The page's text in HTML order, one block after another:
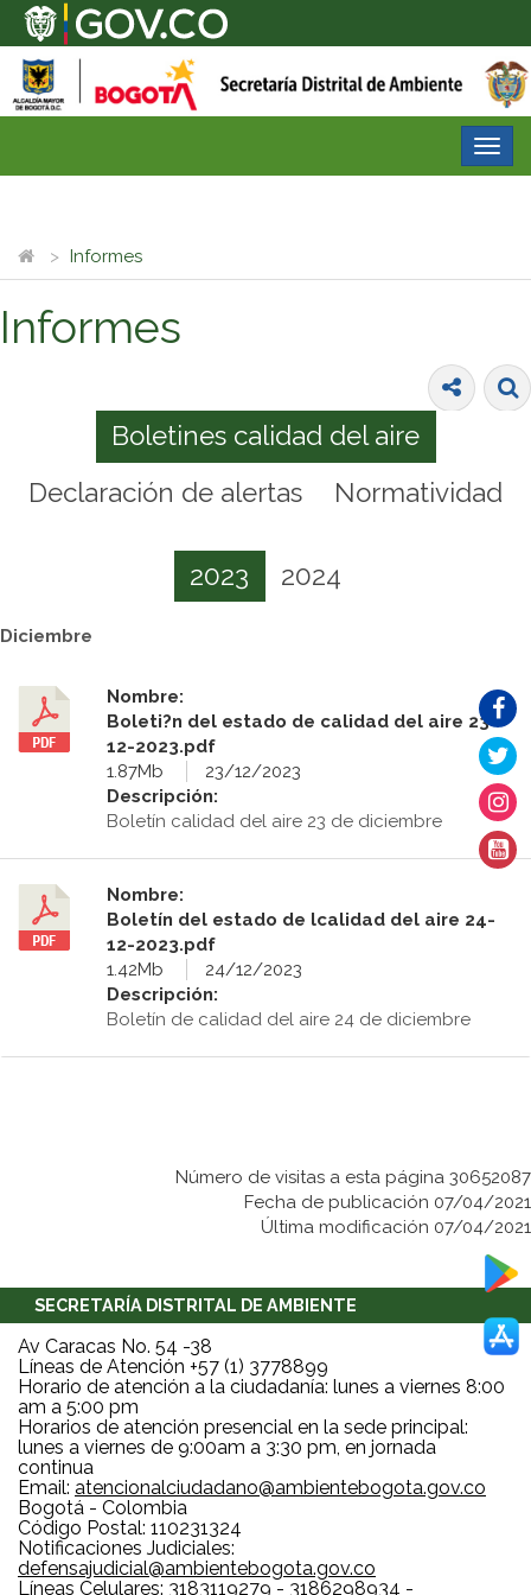
Informes
Informes
Boletines calidad del aire
Declaración de alertas
Normatividad
2023 2024
Diciembre
Nombre:
Boleti?n del estado de calidad del aire 23-
12-2023.pdf
1.87Mb
23/12/2023
Descripción:
Boletín calidad del aire 23 de diciembre
Nombre:
Boletín del estado de lcalidad del aire 24-
12-2023.pdf
1.42Mb
24/12/2023
Descripción:
Boletín de calidad del aire 24 de diciembre
Número de visitas a esta página 30652087
Fecha de publicación 07/04/2021
Última modificación 07/04/2021
SECRETARÍA DISTRITAL DE AMBIENTE
Av Caracas No. 54 -38
Líneas de Atención +57 (1) 3778899
Horario de atención a la ciudadanía: lunes a viernes 8:00
am a 5:00 pm
Horarios de atención presencial en la sede principal:
lunes a viernes de 9:00am a 3:30 pm, en jornada
continua
Email: atencionalciudadano@ambientebogota.gov.co
Bogotá - Colombia
Código Postal: 110231324
Notificaciones Judiciales:
defensajudicial@ambientebogota.gov.co
Líneas Celulares: 3183119279 - 3186298934 -